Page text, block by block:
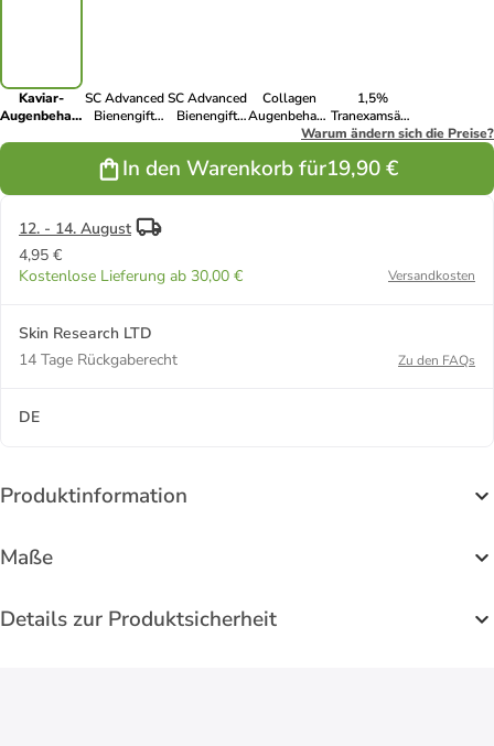
Kaviar-
Augenbehandlung
SC Advanced
Bienen­gift
SC Advanced
Bienen­gift
Collagen
Augenbehandlung
15ml
1,5%
Tranexamsäure
Flüssig-
Warum ändern sich die Preise?
In den Warenkorb für19,90 €
12. - 14. August
4,95 €
Kostenlose Lieferung ab 30,00 €
Versandkosten
Skin Research LTD
14 Tage Rückgaberecht
Zu den FAQs
DE
Produktinformation
Maße
Details zur Produktsicherheit